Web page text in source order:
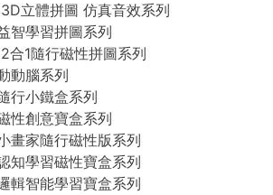
立體拼圖 仿真音效系列
智學習拼圖系列
合1隨行磁性拼圖系列
動腦系列
行小鐵盒系列
性創意寶盒系列
畫家隨行磁性版系列
知學習磁性寶盒系列
輯智能學習寶盒系列